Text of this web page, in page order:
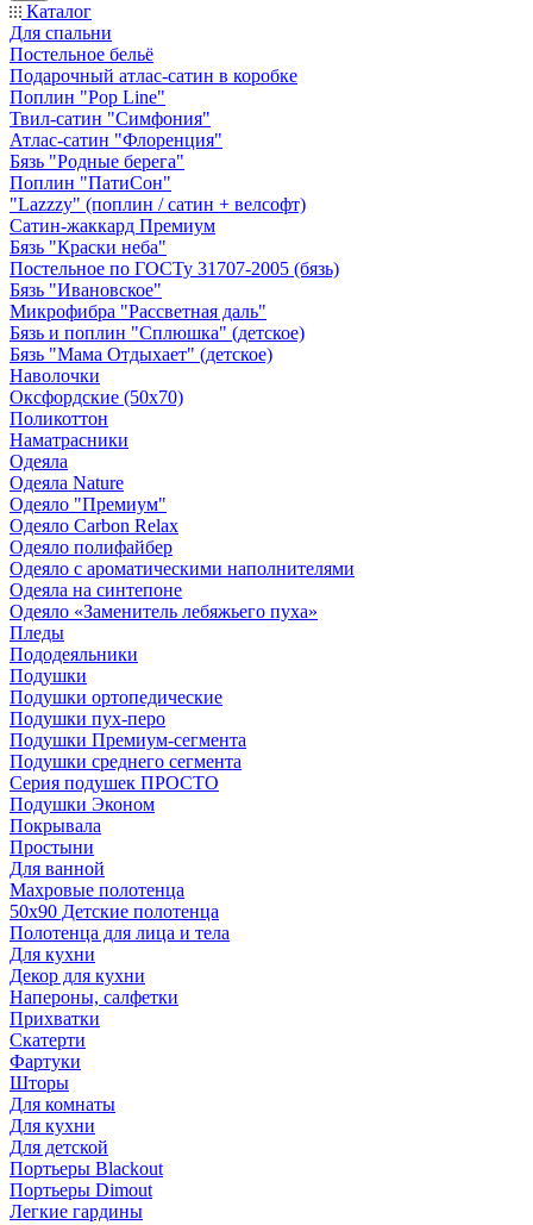
Каталог
Для спальни
Постельное бельё
Подарочный атлас-сатин в коробке
Поплин "Pop Line"
Твил-сатин "Симфония"
Атлас-сатин "Флоренция"
Бязь "Родные берега"
Поплин "ПатиСон"
"Lazzzy" (поплин / сатин + велсофт)
Сатин-жаккард Премиум
Бязь "Краски неба"
Постельное по ГОСТу 31707-2005 (бязь)
Бязь "Ивановское"
Микрофибра "Рассветная даль"
Бязь и поплин "Сплюшка" (детское)
Бязь "Мама Отдыхает" (детское)
Наволочки
Оксфордские (50х70)
Поликоттон
Наматрасники
Одеяла
Одеяла Nature
Одеяло "Премиум"
Одеяло Carbon Relax
Одеяло полифайбер
Одеяло с ароматическими наполнителями
Одеяла на синтепоне
Одеяло «Заменитель лебяжьего пуха»
Пледы
Пододеяльники
Подушки
Подушки ортопедические
Подушки пух-перо
Подушки Премиум-сегмента
Подушки среднего сегмента
Серия подушек ПРОСТО
Подушки Эконом
Покрывала
Простыни
Для ванной
Махровые полотенца
50х90 Детские полотенца
Полотенца для лица и тела
Для кухни
Декор для кухни
Напероны, салфетки
Прихватки
Скатерти
Фартуки
Шторы
Для комнаты
Для кухни
Для детской
Портьеры Blackout
Портьеры Dimout
Легкие гардины